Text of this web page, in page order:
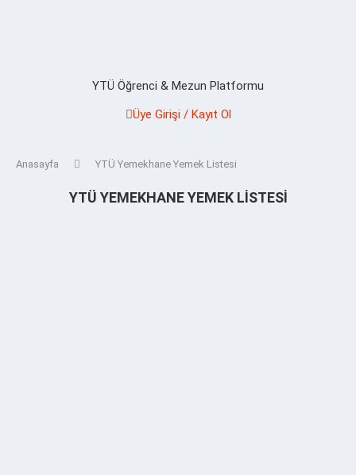
YTÜ Öğrenci & Mezun Platformu
Üye Girişi / Kayıt Ol
Anasayfa YTÜ Yemekhane Yemek Listesi
YTÜ YEMEKHANE YEMEK LISTESI